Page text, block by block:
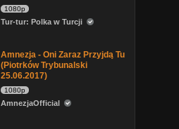
1080p
Tur-tur: Polka w Turcji
Amnezja - Oni Zaraz Przyjdą Tu
(Piotrków Trybunalski
25.06.2017)
1080p
AmnezjaOfficial